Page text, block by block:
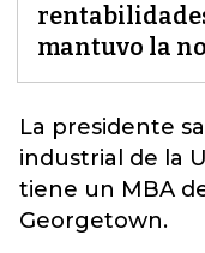
mantuvo la
La presidente
industrial de la
tiene un MBA
Georgetown.